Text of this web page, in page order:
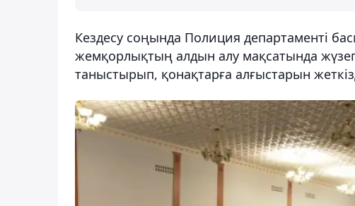
Кездесу соңында Полиция департаменті
жемқорлықтың алдын алу мақсатында
таныстырып, қонақтарға алғыстарын